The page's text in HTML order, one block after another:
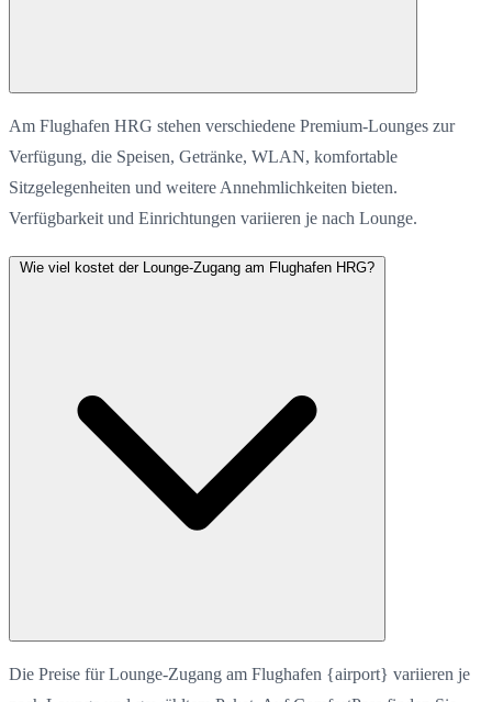
Am Flughafen HRG stehen verschiedene Premium-Lounges zur
Verfügung, die Speisen, Getränke, WLAN, komfortable
Sitzgelegenheiten und weitere Annehmlichkeiten bieten.
Verfügbarkeit und Einrichtungen variieren je nach Lounge.
Wie viel kostet der Lounge-Zugang am Flughafen HRG?
Die Preise für Lounge-Zugang am Flughafen {airport} variieren je